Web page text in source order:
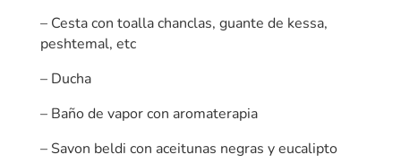
– Cesta con toalla chanclas, guante de kessa,
peshtemal, etc
– Ducha
– Baño de vapor con aromaterapia
– Savon beldi con aceitunas negras y eucalipto